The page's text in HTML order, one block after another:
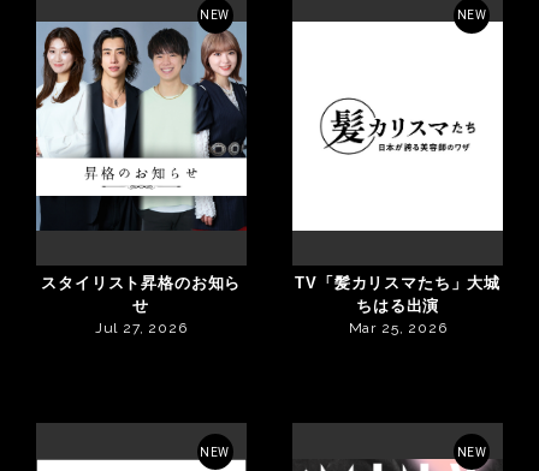
NEW
スタイリスト昇格のお知ら
せ
Jul 27, 2026
NEW
TV「髪カリスマたち」大城
ちはる出演
Mar 25, 2026
NEW NEW